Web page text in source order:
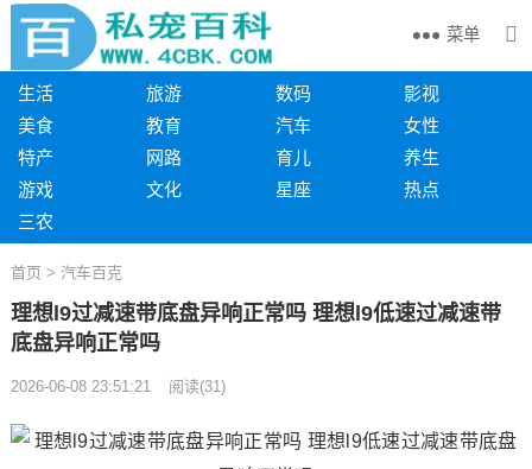
菜单
生活 旅游 数码
影视
美食
教育 汽车
女性
特产
网路 育儿
养生
游戏
文化 星座
热点
三农
首页 > 汽车百克
理想l9过减速带底盘异响正常吗 理想l9低速过减速带
底盘异响正常吗
2026-06-08 23:51:21 阅读(31)